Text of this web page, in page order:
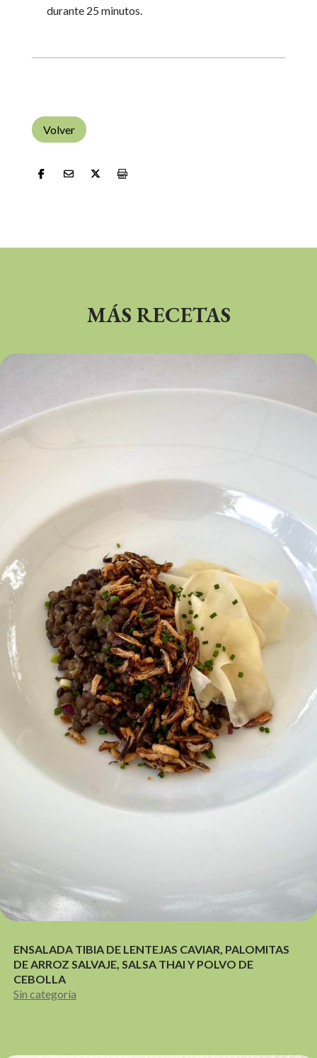
durante 25 minutos.
Volver
MÁS RECETAS
ENSALADA TIBIA DE LENTEJAS CAVIAR, PALOMITAS
DE ARROZ SALVAJE, SALSA THAI Y POLVO DE
CEBOLLA
Sin categoría